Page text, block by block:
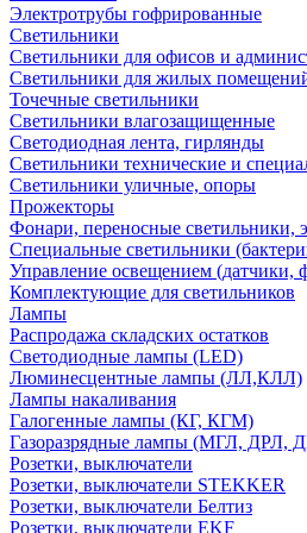
Электротрубы гофрированные
Светильники
Светильники для офисов и
Светильники для жилых
Точечные светильники
Светильники влагозащищенные
Светодиодная лента, гирлянды
Светильники технические и
Светильники уличные, опоры
Прожекторы
Фонари, переносные светильники,
Специальные светильники
Управление освещением (датчики,
Комплектующие для светильников
Лампы
Распродажа складских остатков
Светодиодные лампы (LED)
Люминесцентные лампы (ЛЛ,КЛЛ)
Лампы накаливания
Галогенные лампы (КГ, КГМ)
Газоразрядные лампы (МГЛ, ДРЛ,
Розетки, выключатели
Розетки, выключатели STEKKER
Розетки, выключатели Белтиз
Розетки, выключатели EKF